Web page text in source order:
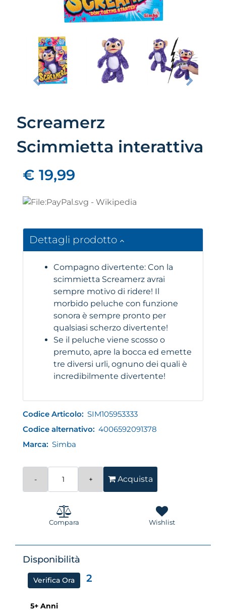
Screamerz
Scimmietta interattiva
€ 19,99
Dettagli prodotto
Compagno divertente: Con la
scimmietta Screamerz avrai
sempre motivo di ridere! Il
morbido peluche con funzione
sonora è sempre pronto per
qualsiasi scherzo divertente!
Se il peluche viene scosso o
premuto, apre la bocca ed emette
tre diversi urli, ognuno dei quali è
incredibilmente divertente!
Codice Articolo: SIM105953333
Codice alternativo: 4006592091378
Marca: Simba
Acquista
Compara Wishlist
Disponibilità
Verifica Ora 2
5+ Anni